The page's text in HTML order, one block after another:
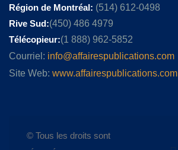
Région de Montréal: (514) 612-0498
Rive Sud:(450) 486 4979
Télécopieur:(1 888) 962-5852
Courriel: info@affairespublications.com
Site Web: www.affairespublications.com
© Tous les droits sont